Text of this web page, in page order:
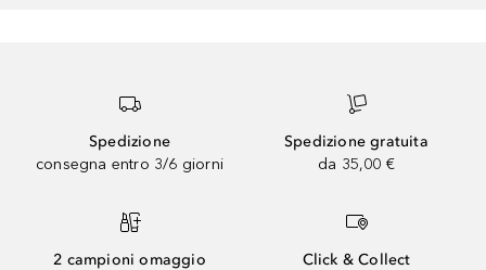
Spedizione
consegna entro 3/6 giorni
Spedizione gratuita
da 35,00 €
2 campioni omaggio
Click & Collect